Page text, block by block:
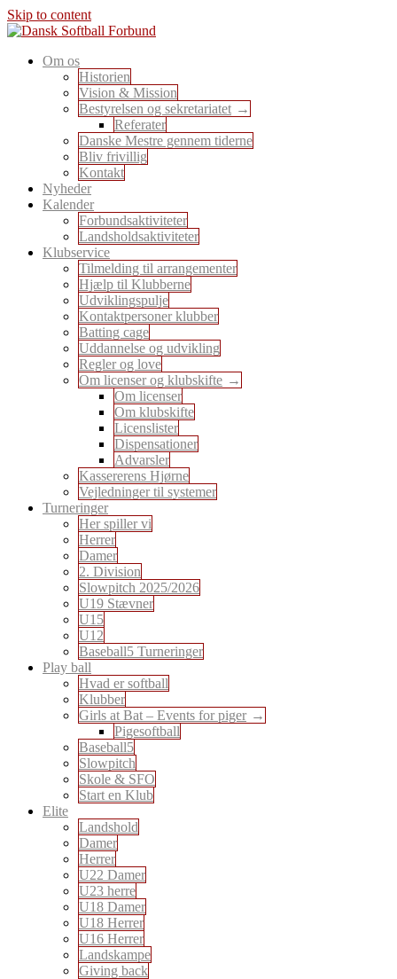
Skip to content
Dansk Softball Forbund
En sport for alle
Om os
Historien
Vision & Mission
Bestyrelsen og sekretariatet
Referater
Danske Mestre gennem tiderne
Bliv frivillig
Kontakt
Nyheder
Kalender
Forbundsaktiviteter
Landsholdsaktiviteter
Klubservice
Tilmelding til arrangementer
Hjælp til Klubberne
Udviklingspulje
Kontaktpersoner klubber
Batting cage
Uddannelse og udvikling
Regler og love
Om licenser og klubskifte
Om licenser
Om klubskifte
Licenslister
Dispensationer
Advarsler
Kassererens Hjørne
Vejledninger til systemer
Turneringer
Her spiller vi
Herrer
Damer
2. Division
Slowpitch 2025/2026
U19 Stævner
U15
U12
Baseball5 Turneringer
Play ball
Hvad er softball
Klubber
Girls at Bat – Events for piger
Pigesoftball
Baseball5
Slowpitch
Skole & SFO
Start en Klub
Elite
Landshold
Damer
Herrer
U22 Damer
U23 herre
U18 Damer
U18 Herrer
U16 Herrer
Landskampe
Giving back